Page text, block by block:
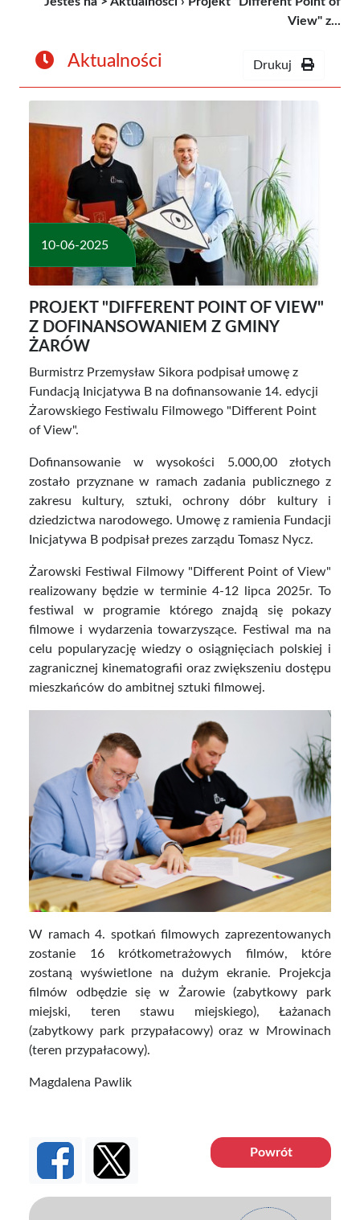
View" z...
Aktualności Drukuj
10-06-2025
PROJEKT "DIFFERENT POINT OF VIEW"
Z DOFINANSOWANIEM Z GMINY
ŻARÓW
Burmistrz Przemysław Sikora podpisał umowę z
Fundacją Inicjatywa B na dofinansowanie 14. edycji
Żarowskiego Festiwalu Filmowego "Different Point
of View".
Dofinansowanie w wysokości 5.000,00 złotych
zostało przyznane w ramach zadania publicznego z
zakresu kultury, sztuki, ochrony dóbr kultury i
dziedzictwa narodowego. Umowę z ramienia Fundacji
Inicjatywa B podpisał prezes zarządu Tomasz Nycz.
Żarowski Festiwal Filmowy "Different Point of View"
realizowany będzie w terminie 4-12 lipca 2025r. To
festiwal w programie którego znajdą się pokazy
filmowe i wydarzenia towarzyszące. Festiwal ma na
celu popularyzację wiedzy o osiągnięciach polskiej i
zagranicznej kinematografii oraz zwiększeniu dostępu
mieszkańców do ambitnej sztuki filmowej.
W ramach 4. spotkań filmowych zaprezentowanych
zostanie 16 krótkometrażowych filmów, które
zostaną wyświetlone na dużym ekranie. Projekcja
filmów odbędzie się w Żarowie (zabytkowy park
miejski, teren stawu miejskiego), Łażanach
(zabytkowy park przypałacowy) oraz w Mrowinach
(teren przypałacowy).
Magdalena Pawlik
Powrót